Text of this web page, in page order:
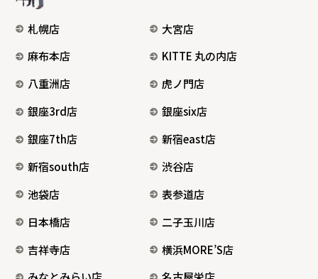
札幌店
大宮店
麻布本店
KITTE 丸の内店
八重洲店
虎ノ門店
銀座3rd店
銀座six店
銀座7th店
新宿east店
新宿south店
渋谷店
池袋店
表参道店
日本橋店
二子玉川店
吉祥寺店
横浜MORE’S店